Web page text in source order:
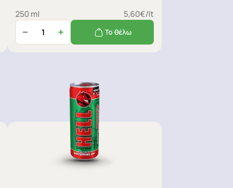
250 ml 5,60€/lt
Το θέλω